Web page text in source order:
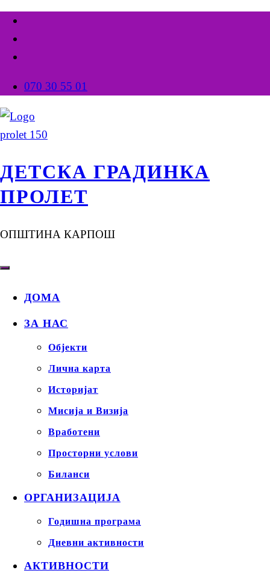
070 30 55 01
ДЕТСКА ГРАДИНКА
ПРОЛЕТ
ОПШТИНА КАРПОШ
ДОМА
ЗА НАС
Објекти
Лична карта
Историјат
Мисија и Визија
Вработени
Просторни услови
Биланси
ОРГАНИЗАЦИЈА
Годишна програма
Дневни активности
АКТИВНОСТИ